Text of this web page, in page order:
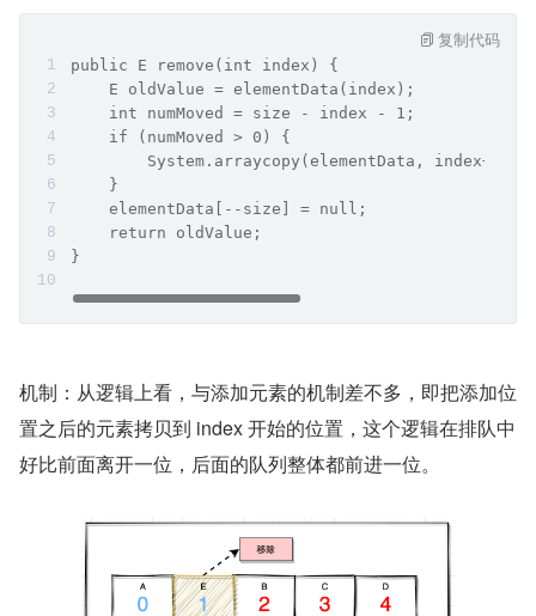
public E remove(int index) {
    E oldValue = elementData(index);
    int numMoved = size - index - 1;
    if (numMoved > 0) {
System.arraycopy(elementData, index+1,
    }
    elementData[--size] = null;
    return oldValue;
}
复制代码
机制：从逻辑上看，与添加元素的机制差不多，即把添加位
置之后的元素拷贝到 index 开始的位置，这个逻辑在排队中
好比前面离开一位，后面的队列整体都前进一位。